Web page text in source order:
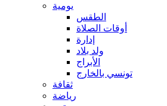
يومية
الطقس
أوقات الصلاة
إدارة
ولد بلاد
الأبراج
تونسي بالخارج
ثقافة
رياضة